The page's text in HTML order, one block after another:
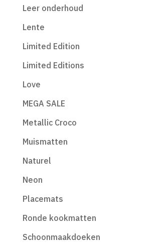
Leer onderhoud
Lente
Limited Edition
Limited Editions
Love
MEGA SALE
Metallic Croco
Muismatten
Naturel
Neon
Placemats
Ronde kookmatten
Schoonmaakdoeken